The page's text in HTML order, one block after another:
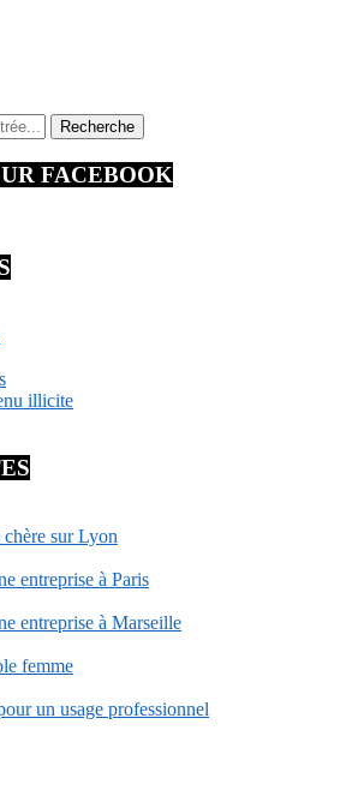
FACEBOOK
illicite
sur Lyon
entreprise à Paris
entreprise à Marseille
femme
un usage professionnel